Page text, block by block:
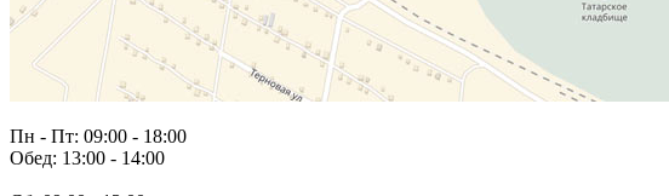
Пн - Пт: 09:00 - 18:00
Обед: 13:00 - 14:00